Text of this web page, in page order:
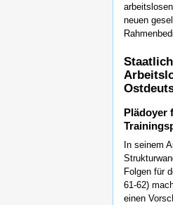
neuen
Plädoyer
In seinem
Folgen für
61-62)
einen